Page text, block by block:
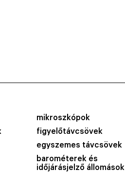
mikroszkópok
figyelőtávcsövek
egyszemes távcsövek
barométerek és
időjárásjelző állomások